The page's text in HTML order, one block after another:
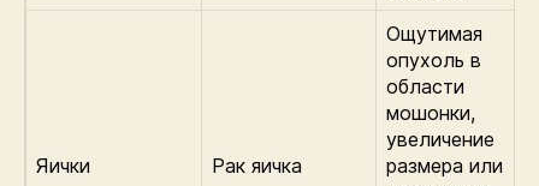
Яички Рак яичка
Ощутимая
опухоль в
области
мошонки,
увеличение
размера или